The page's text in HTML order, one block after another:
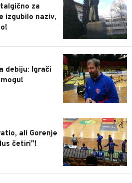
za
izgubilo naziv,
1
debiju: Igrači
3
ali Gorenje
četiri"!